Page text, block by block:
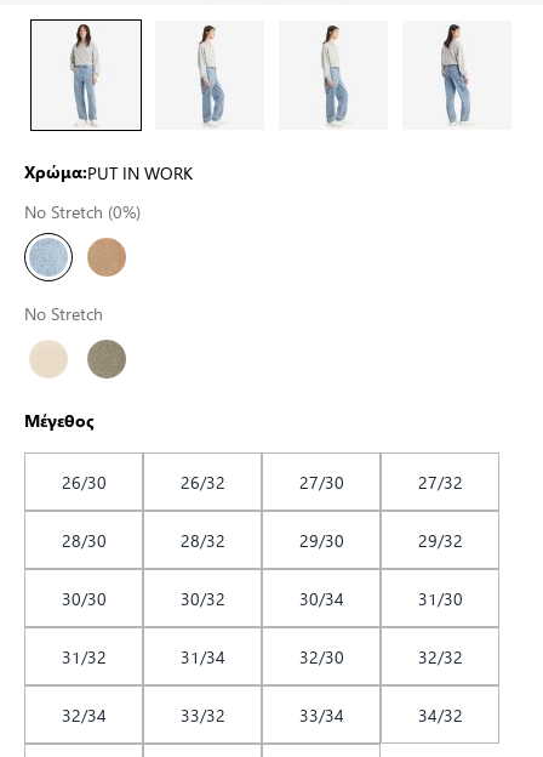
Χρώμα:PUT IN WORK
No Stretch (0%)
No Stretch
Μέγεθος
26/30 26/32 27/30
27/32
28/30
28/32 29/30
29/32
30/30
30/32 30/34
31/30
31/32
31/34 32/30
32/32
32/34
33/32 33/34
34/32